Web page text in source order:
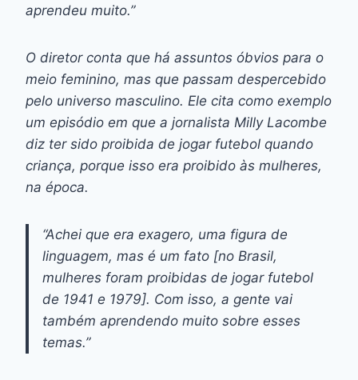
aprendeu muito.”
O diretor conta que há assuntos óbvios para o
meio feminino, mas que passam despercebido
pelo universo masculino. Ele cita como exemplo
um episódio em que a jornalista Milly Lacombe
diz ter sido proibida de jogar futebol quando
criança, porque isso era proibido às mulheres,
na época.
“Achei que era exagero, uma figura de
linguagem, mas é um fato [no Brasil,
mulheres foram proibidas de jogar futebol
de 1941 e 1979]. Com isso, a gente vai
também aprendendo muito sobre esses
temas.”